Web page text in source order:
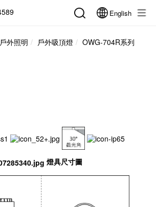
English
戶外照明 戶外吸頂燈 OWG-704R系列
燈具尺寸圖